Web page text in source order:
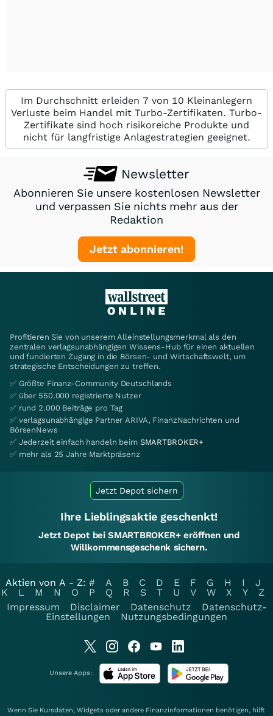
Im Durchschnitt erleiden 7 von 10 Kleinanlegern
Verluste beim Handel mit Turbo-Zertifikaten. Turbo-
Zertifikate sind hoch risikoreiche Produkte und
nicht für langfristige Anlagestrategien geeignet.
Newsletter
Abonnieren Sie unsere kostenlosen Newsletter
und verpassen Sie nichts mehr aus der
Redaktion
Jetzt abonnieren!
Profitieren Sie von unserem Alleinstellungsmerkmal als den
zentralen verlagsunabhängigen Wissens-Hub für einen aktuellen
und fundierten Zugang in die Börsen- und Wirtschaftswelt, um
strategische Entscheidungen zu treffen.
✅ Größte Finanz-Community Deutschlands
✅ über 550.000 registrierte Nutzer
✅ rund 2.000 Beiträge pro Tag
✅ verlagsunabhängige Partner ARIVA, FinanzNachrichten und
BörsenNews
✅ Jederzeit einfach handeln beim SMARTBROKER+
✅ mehr als 25 Jahre Marktpräsenz
Jetzt Depot sichern
Ihre Lieblingsaktie geschenkt!
Jetzt Depot bei SMARTBROKER+ eröffnen und
Willkommensgeschenk sichern.
Aktien von A - Z: # A B C D E F G H I
J
K
L M N O P Q R S T U V W X Y
Z
Impressum
Disclaimer Datenschutz
Datenschutz-
Einstellungen
Nutzungsbedingungen
Unsere Apps:
Wenn Sie Kursdaten, Widgets oder andere Finanzinformationen benötigen, hilft